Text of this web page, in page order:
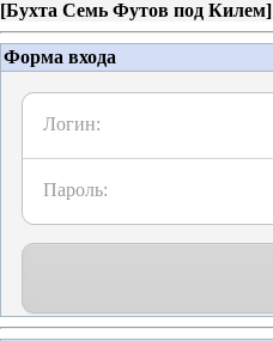
[Бухта Семь Футов под Килем]
Форма входа
Логин:
Пароль: